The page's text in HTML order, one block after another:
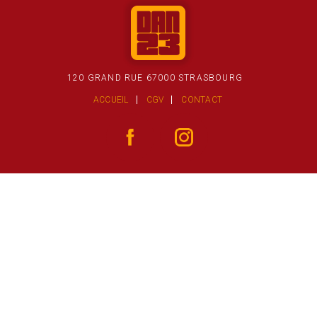
120 GRAND RUE 67000 STRASBOURG
ACCUEIL CGV CONTACT